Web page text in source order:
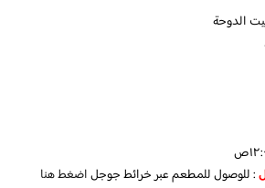
الدوحة
: للوصول للمطعم عبر خرائط جوجلاضغط هنا